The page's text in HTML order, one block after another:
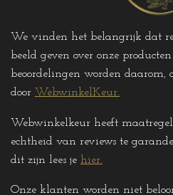
We vinden het belangrijk dat
beeld geven over onze
beoordelingen worden daarom,
door WebwinkelKeur.
Webwinkelkeur heeft
echtheid van reviews te
dit zijn lees je hier.
Onze klanten worden niet